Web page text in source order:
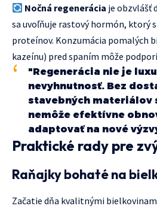
Nočná regenerácia je obzvlášť
sa uvoľňuje rastový hormón, ktorý
proteínov. Konzumácia pomalých
kazeínu) pred spaním môže
"Regenerácia nie je
nevyhnutnosť. Bez
stavebných materiálov
nemôže efektívne
adaptovať na nové
Praktické rady pre
Raňajky bohaté na
Začatie dňa kvalitnými